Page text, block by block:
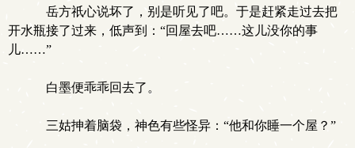
岳方祇心说坏了，别是听见了吧。于是赶紧走过去把
开水瓶接了过来，低声到：“回屋去吧……这儿没你的事
儿……”
白墨便乖乖回去了。
三姑抻着脑袋，神色有些怪异：“他和你睡一个屋？”